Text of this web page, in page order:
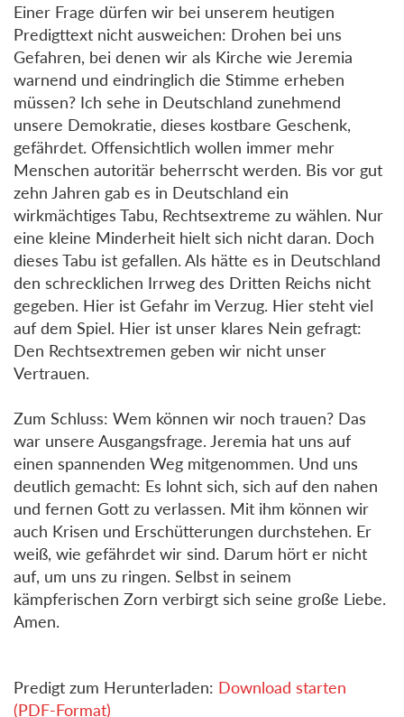
Einer Frage dürfen wir bei unserem heutigen
Predigttext nicht ausweichen: Drohen bei uns
Gefahren, bei denen wir als Kirche wie Jeremia
warnend und eindringlich die Stimme erheben
müssen? Ich sehe in Deutschland zunehmend
unsere Demokratie, dieses kostbare Geschenk,
gefährdet. Offensichtlich wollen immer mehr
Menschen autoritär beherrscht werden. Bis vor gut
zehn Jahren gab es in Deutschland ein
wirkmächtiges Tabu, Rechtsextreme zu wählen. Nur
eine kleine Minderheit hielt sich nicht daran. Doch
dieses Tabu ist gefallen. Als hätte es in Deutschland
den schrecklichen Irrweg des Dritten Reichs nicht
gegeben. Hier ist Gefahr im Verzug. Hier steht viel
auf dem Spiel. Hier ist unser klares Nein gefragt:
Den Rechtsextremen geben wir nicht unser
Vertrauen.
Zum Schluss: Wem können wir noch trauen? Das
war unsere Ausgangsfrage. Jeremia hat uns auf
einen spannenden Weg mitgenommen. Und uns
deutlich gemacht: Es lohnt sich, sich auf den nahen
und fernen Gott zu verlassen. Mit ihm können wir
auch Krisen und Erschütterungen durchstehen. Er
weiß, wie gefährdet wir sind. Darum hört er nicht
auf, um uns zu ringen. Selbst in seinem
kämpferischen Zorn verbirgt sich seine große Liebe.
Amen.
Predigt zum Herunterladen: Download starten
(PDF-Format)